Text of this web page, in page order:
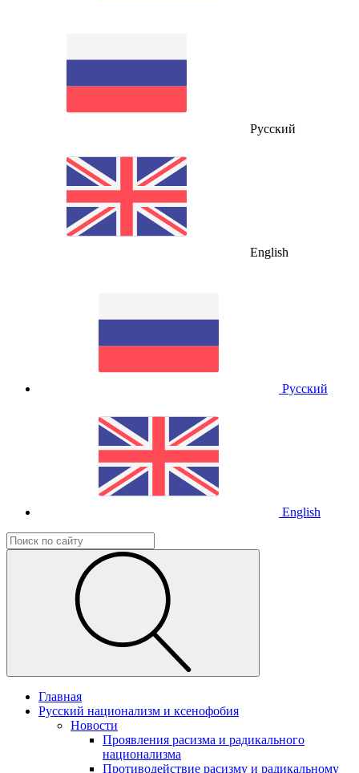
Русский
English
Русский
English
Главная
Русский национализм и ксенофобия
Новости
Проявления расизма и радикального
национализма
Противодействие расизму и радикальному